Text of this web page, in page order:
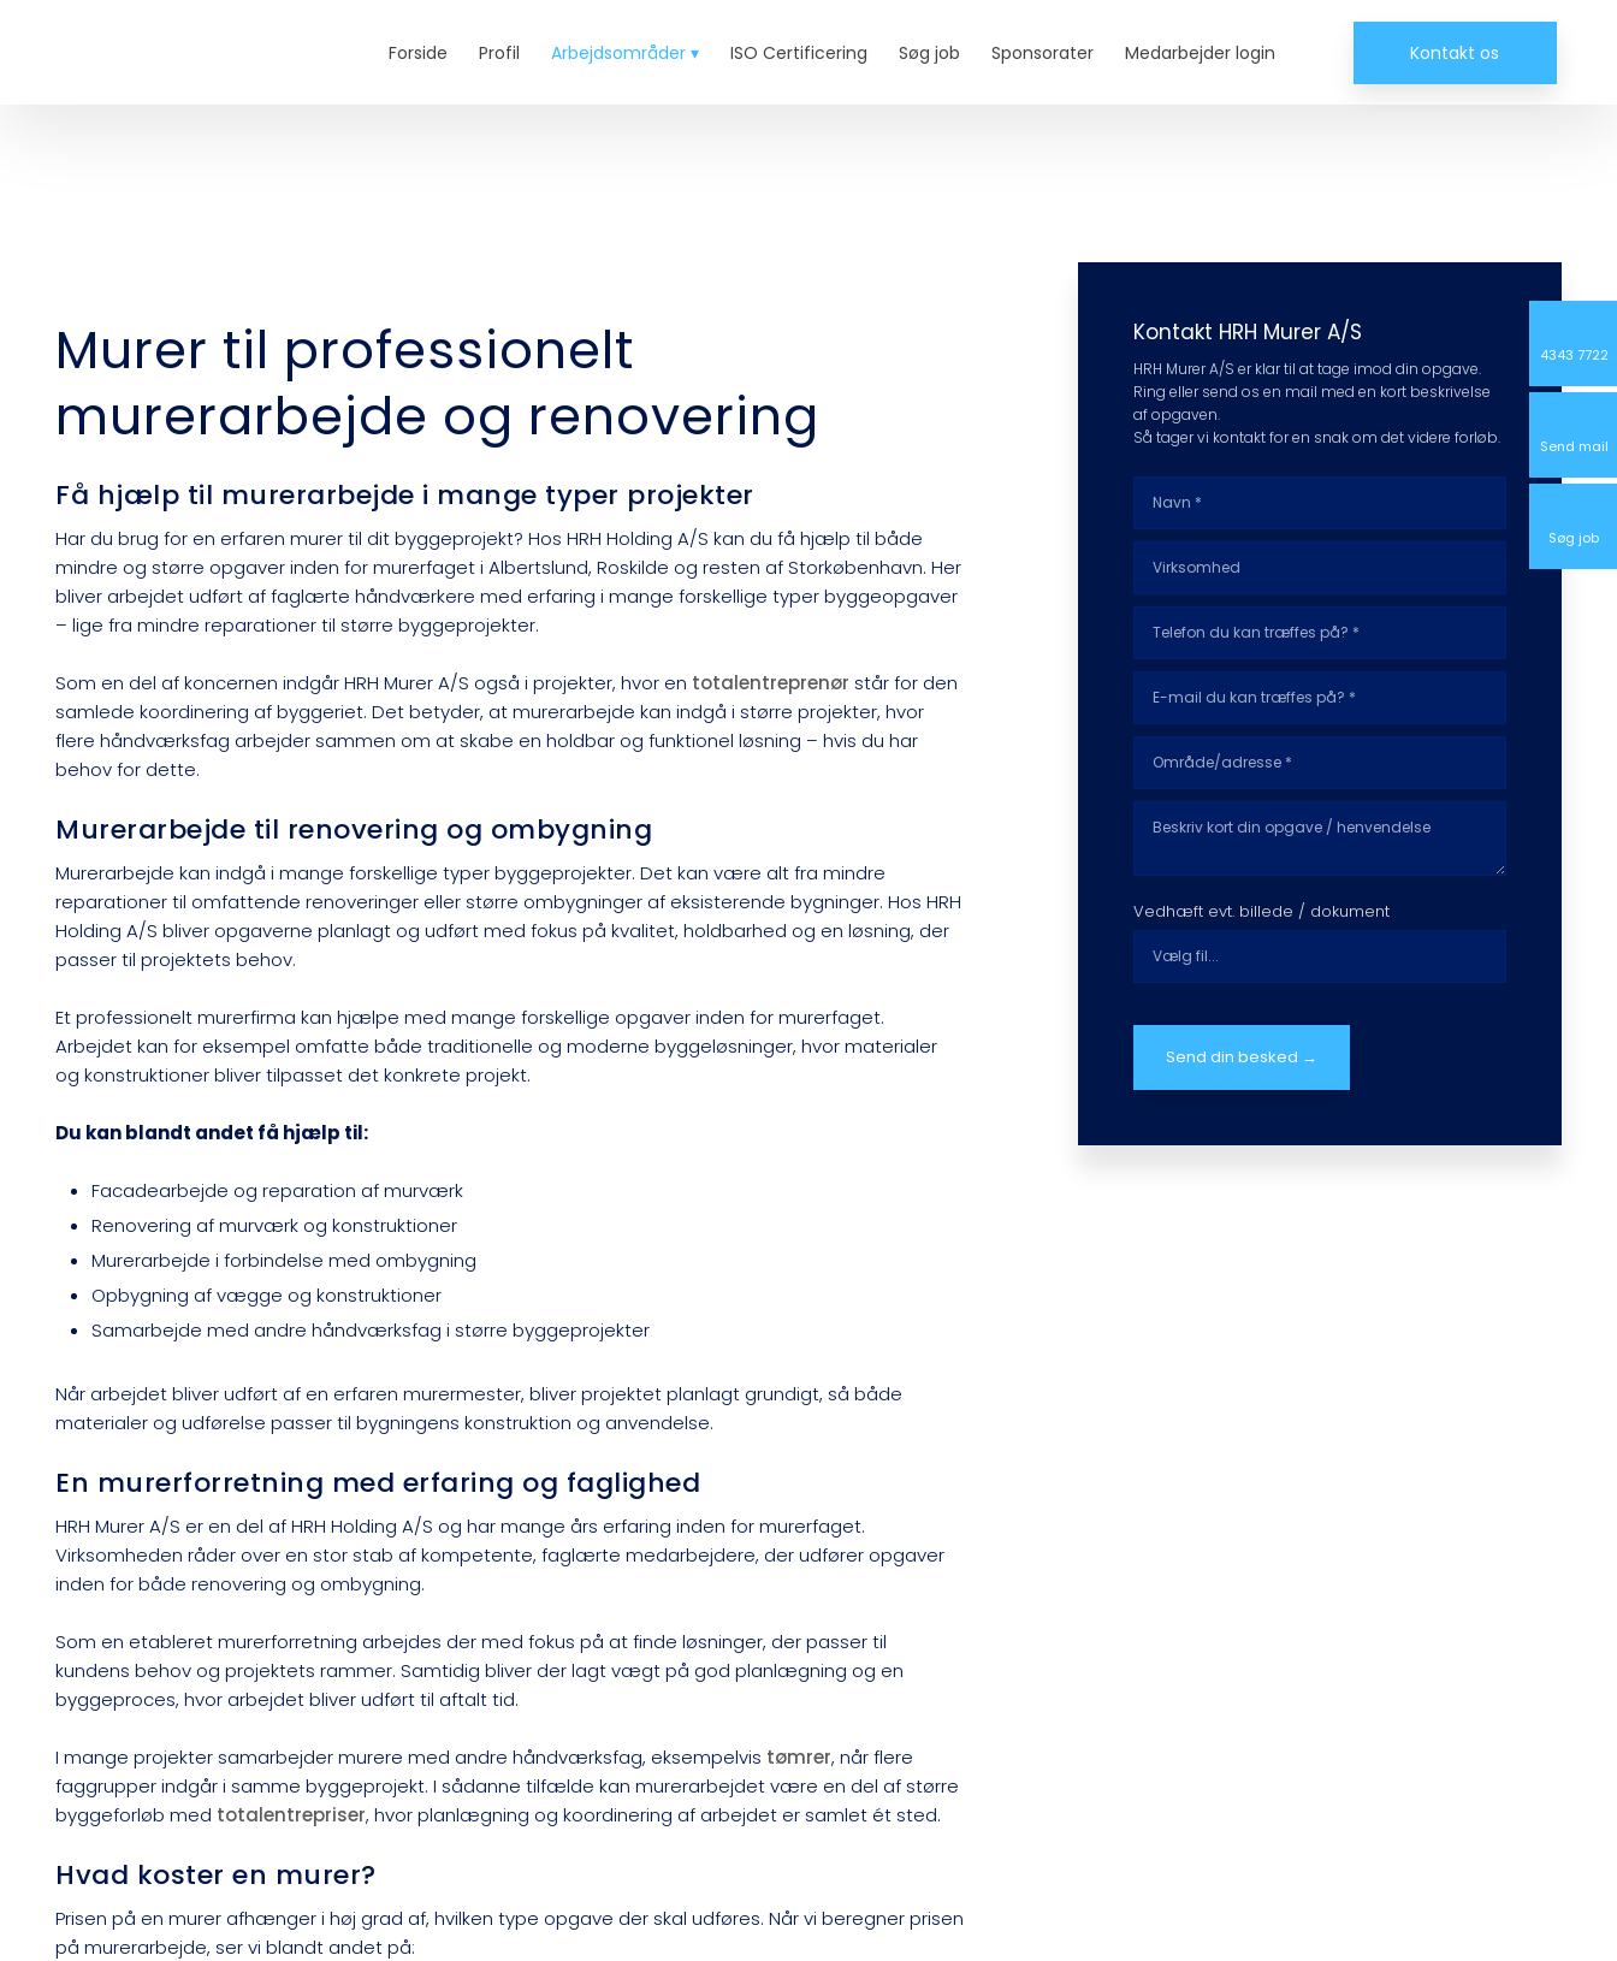
4343 7722
Send mail
Søg job
Forside Profil Arbejdsområder ▾ ISO Certificering Søg job Sponsorater Medarbejder login Kontakt os
​Murer til professionelt
murerarbejde og renovering
Få hjælp til murerarbejde i mange typer projekter
Har du brug for en erfaren murer til dit byggeprojekt? Hos HRH Holding A/S kan du få hjælp til både
mindre og større opgaver inden for murerfaget i Albertslund, Roskilde og resten af Storkøbenhavn. Her
bliver arbejdet udført af faglærte håndværkere med erfaring i mange forskellige typer byggeopgaver
– lige fra mindre reparationer til større byggeprojekter.
Som en del af koncernen indgår HRH Murer A/S også i projekter, hvor en totalentreprenør står for den
samlede koordinering af byggeriet. Det betyder, at murerarbejde kan indgå i større projekter, hvor
flere håndværksfag arbejder sammen om at skabe en holdbar og funktionel løsning – hvis du har
behov for dette.
Murerarbejde til renovering og ombygning​​
Murerarbejde kan indgå i mange forskellige typer byggeprojekter. Det kan være alt fra mindre
reparationer til omfattende renoveringer eller større ombygninger af eksisterende bygninger. Hos HRH
Holding A/S bliver opgaverne planlagt og udført med fokus på kvalitet, holdbarhed og en løsning, der
passer til projektets behov.
Et professionelt murerfirma kan hjælpe med mange forskellige opgaver inden for murerfaget.
Arbejdet kan for eksempel omfatte både traditionelle og moderne byggeløsninger, hvor materialer
og konstruktioner bliver tilpasset det konkrete projekt.
Du kan blandt andet få hjælp til:
​Facadearbejde og reparation af murværk
​Renovering af murværk og konstruktioner
​Murerarbejde i forbindelse med ombygning
​Opbygning af vægge og konstruktioner
​Samarbejde med andre håndværksfag i større byggeprojekter
Når arbejdet bliver udført af en erfaren murermester, bliver projektet planlagt grundigt, så både
materialer og udførelse passer til bygningens konstruktion og anvendelse.
En murerforretning med erfaring og faglighed
HRH Murer A/S er en del af HRH Holding A/S og har mange års erfaring inden for murerfaget.
Virksomheden råder over en stor stab af kompetente, faglærte medarbejdere, der udfører opgaver
inden for både renovering og ombygning.
Som en etableret murerforretning arbejdes der med fokus på at finde løsninger, der passer til
kundens behov og projektets rammer. Samtidig bliver der lagt vægt på god planlægning og en
byggeproces, hvor arbejdet bliver udført til aftalt tid.
I mange projekter samarbejder murere med andre håndværksfag, eksempelvis tømrer, når flere
faggrupper indgår i samme byggeprojekt. I sådanne tilfælde kan murerarbejdet være en del af større
byggeforløb med totalentrepriser, hvor planlægning og koordinering af arbejdet er samlet ét sted.
Hvad koster en murer?
Prisen på en murer afhænger i høj grad af, hvilken type opgave der skal udføres. Når vi beregner prisen
på murerarbejde, ser vi blandt andet på:
Kontakt ​HRH Murer A/S
​HRH Murer A/S er klar til at tage imod din opgave. ​
Ring eller send os en mail med en kort beskrivelse
af opgaven.
Så tager vi kontakt for en snak om det videre forløb​.
Vedhæft evt. billede / dokument